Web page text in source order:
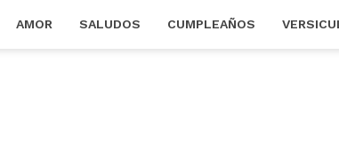
AMOR SALUDOS CUMPLEAÑOS